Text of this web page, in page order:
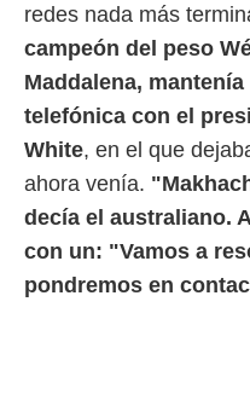
de la
el
de
de
de
de
uso de
con el
redes nada más
campeón del peso
Maddalena,
telefónica con el
White, en el que
ahora venía.
decía el australiano.
con un: "Vamos a
pondremos en